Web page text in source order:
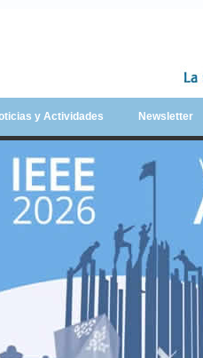
y Actividades Newsletter